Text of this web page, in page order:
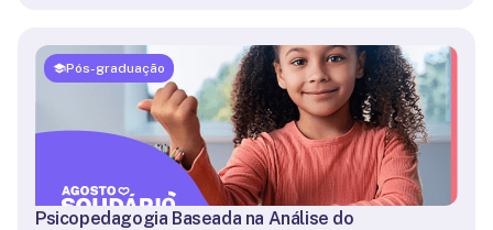
Pós-graduação
Psicopedagogia Baseada na Análise do